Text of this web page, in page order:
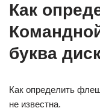
Как
буква
Как определить
не известна.